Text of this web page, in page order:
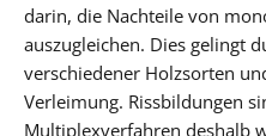
darin, die Nachteile von
auszugleichen. Dies gelingt
verschiedener Holzsorten
Verleimung. Rissbildungen
Multiplexverfahren deshalb